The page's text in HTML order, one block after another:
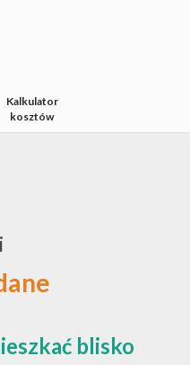
Kalkulator
kosztów
blisko